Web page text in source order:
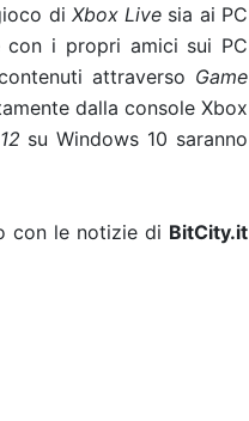
di Xbox Live sia ai PC
con i propri amici sui PC
attraverso Game
dalla console Xbox
su Windows 10 saranno
con le notizie di BitCity.it